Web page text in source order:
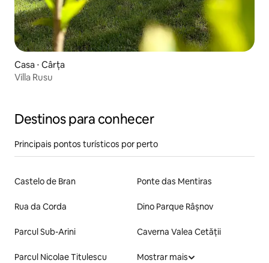
Casa ⋅ Cârța
Villa Rusu
Destinos para conhecer
Principais pontos turísticos por perto
Castelo de Bran Ponte das Mentiras
Rua da Corda Dino Parque Râșnov
Parcul Sub-Arini Caverna Valea Cetății
Parcul Nicolae Titulescu Mostrar mais